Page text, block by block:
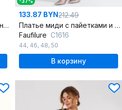
Платье из вискозы на резинке с карманами и воланами
133.87 BYN212.49
Платье миди с пайетками и полуприлегающим силуэтом
Faufilure C1616
44, 46, 48, 50
В корзину